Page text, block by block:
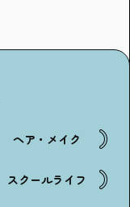
ヘア・メイク
スクールライフ